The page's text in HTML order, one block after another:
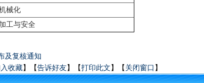
械化
工与安全
及复核通知
收藏】【告诉好友】【打印此文 】【 关闭窗口 】